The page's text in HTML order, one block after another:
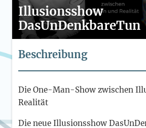
Illusionsshow
DasUnDenkbareTun
Beschreibung
Die One-Man-Show zwischen
Realität
Die neue Illusionsshow